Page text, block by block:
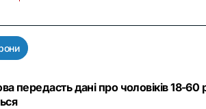
передасть дані про чоловіків 18-